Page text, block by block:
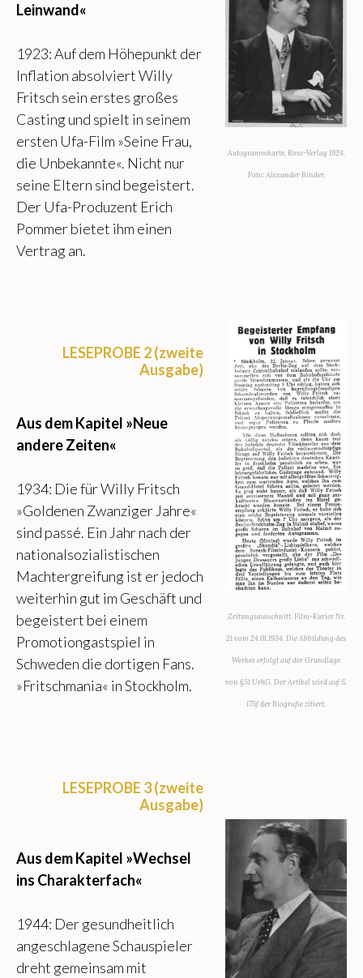
Leinwand«
1923: Auf dem Höhepunkt der
Inflation absolviert Willy
Fritsch sein erstes großes
Casting und spielt in seinem
ersten Ufa-Film »Seine Frau,
die Unbekannte«. Nicht nur
seine Eltern sind begeistert.
Der Ufa-Produzent Erich
Pommer bietet ihm einen
Vertrag an.
Autogrammkarte, Ross-Verlag 1924.
Foto: Alexander Binder.
LESEPROBE 2 (zweite
Ausgabe)
Aus dem Kapitel »Neue
andere Zeiten«
1934: Die für Willy Fritsch
»Goldenen Zwanziger Jahre«
sind passé. Ein Jahr nach der
nationalsozialistischen
Machtergreifung ist er jedoch
weiterhin gut im Geschäft und
begeistert bei einem
Promotiongastspiel in
Schweden die dortigen Fans.
»Fritschmania« in Stockholm.
Zeitungsausschnitt. Film-Kurier Nr.
21 vom 24.01.1934. Die Abbildung des
Werkes erfolgt auf der Grundlage
von §51 UrhG. Der Artikel wird auf S.
175f der Biografie zitiert.
LESEPROBE 3 (zweite
Ausgabe)
Aus dem Kapitel »Wechsel
ins Charakterfach«
1944: Der gesundheitlich
angeschlagene Schauspieler
dreht gemeinsam mit